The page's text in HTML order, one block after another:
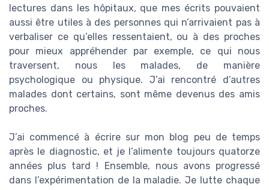
lectures dans les hôpitaux, que mes écrits pouvaient
aussi être utiles à des personnes qui n’arrivaient pas à
verbaliser ce qu’elles ressentaient, ou à des proches
pour mieux appréhender par exemple, ce qui nous
traversent, nous les malades, de manière
psychologique ou physique. J’ai rencontré d’autres
malades dont certains, sont même devenus des amis
proches.
J’ai commencé à écrire sur mon blog peu de temps
après le diagnostic, et je l’alimente toujours quatorze
années plus tard ! Ensemble, nous avons progressé
dans l’expérimentation de la maladie. Je lutte chaque